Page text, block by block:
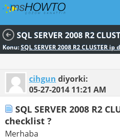
Konu:SQL SERVER 2008 R2 CLUSTER
cihgun diyorki:
05-27-2014 11:21 AM
SQL SERVER 2008 R2
checklist ?
Merhaba